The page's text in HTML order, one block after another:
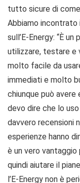
tutto sicure di
Abbiamo incontrato
sull’E-Energy: “È
utilizzare, testare e
molto facile da
immediati e molto
chiunque può
devo dire che lo
davvero recensioni
esperienze hanno
è un vero vantaggio
quindi aiutare il
l’E-Energy non è